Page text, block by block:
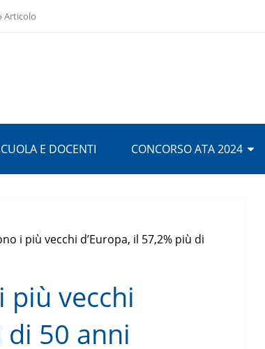
Articolo
E DOCENTI CONCORSO ATA 2024
i più vecchi d’Europa, il 57,2% più di
più vecchi
di 50 anni